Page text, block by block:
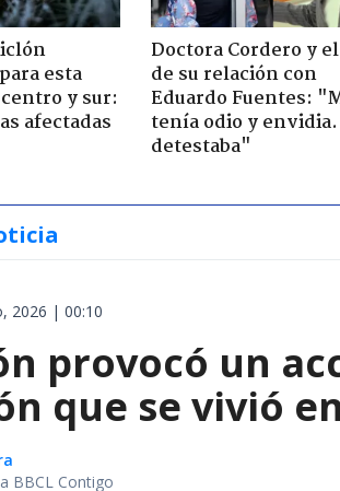
esta
y sur:
afectadas
Doctora Cordero y
de su relación con
Eduardo Fuentes:
tenía odio y
detestaba"
2026 | 00:10
provocó un
que se vivió
BBCL Contigo